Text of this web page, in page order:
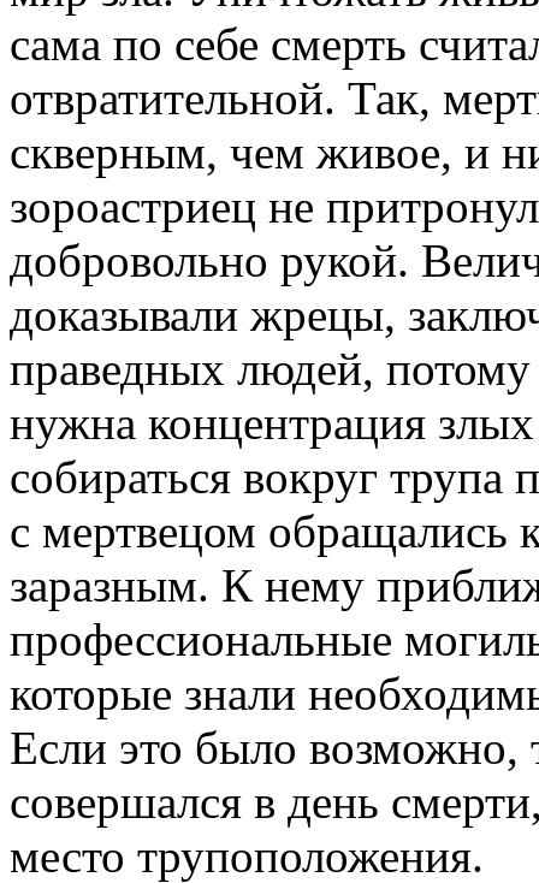
сама по себе смерть
отвратительной. Так,
скверным, чем живое, и
зороастриец не
добровольно рукой.
доказывали жрецы,
праведных людей,
нужна концентрация
собираться вокруг
с мертвецом обращались
заразным. К нему
профессиональные
которые знали
Если это было
совершался в день
место трупоположения.